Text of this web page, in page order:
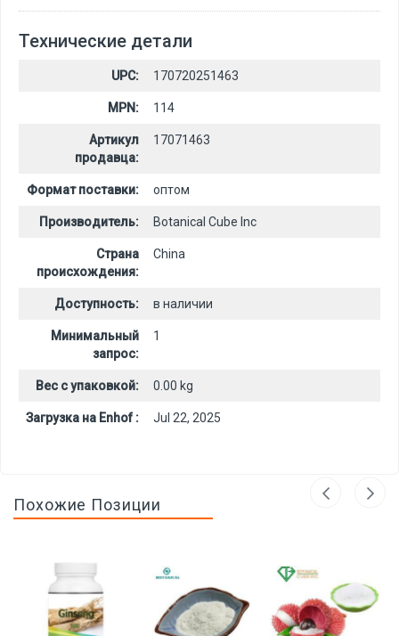
Технические детали
UPC: 170720251463
MPN: 114
Артикул
продавца:
17071463
Формат поставки: оптом
Производитель: Botanical Cube Inc
Страна
происхождения:
China
Доступность: в наличии
Минимальный
запрос:
1
Вес с упаковкой: 0.00 kg
Загрузка на Enhof : Jul 22, 2025
Похожие Позиции